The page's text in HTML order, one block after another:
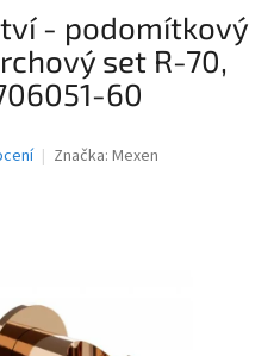
- podomítkový
set R-70,
60
Značka: Mexen